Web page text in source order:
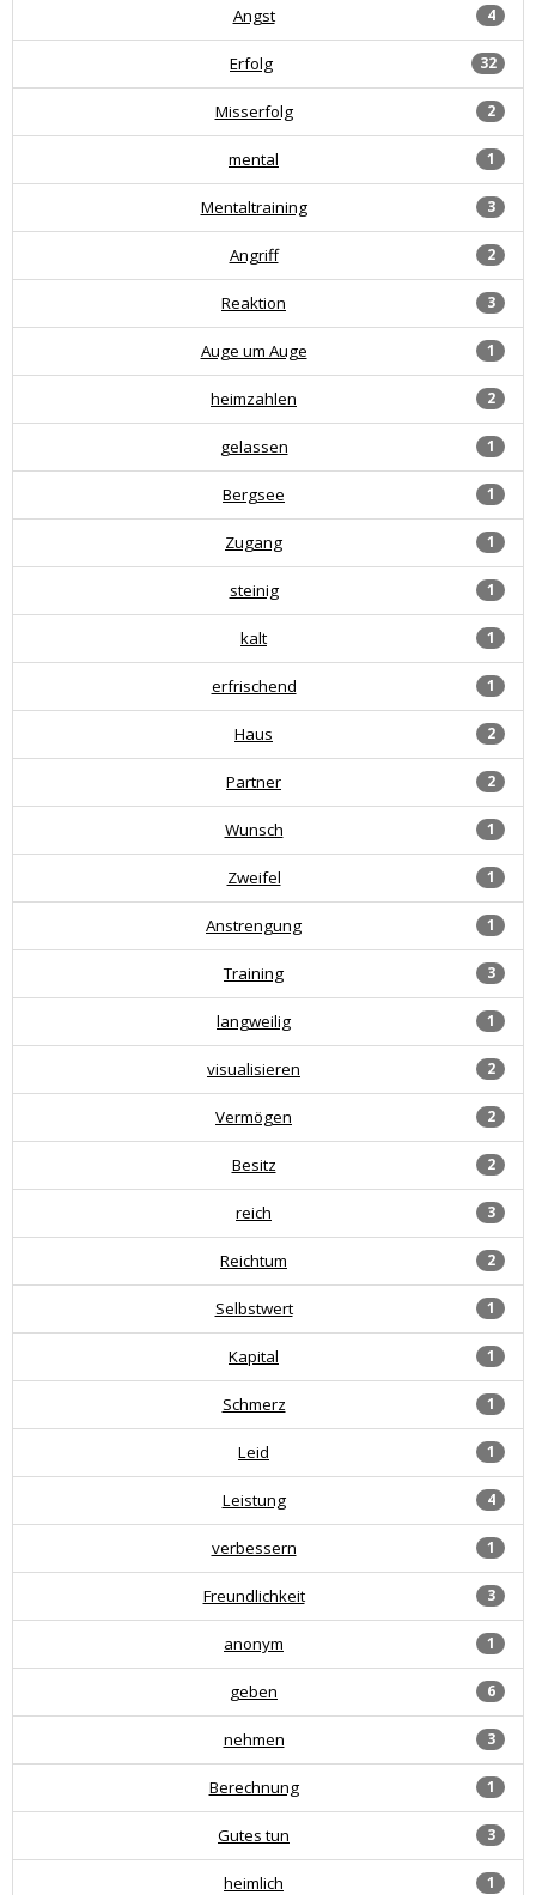
4
Angst
32
Erfolg
2
Misserfolg
1
mental
3
Mentaltraining
2
Angriff
3
Reaktion
1
Auge um Auge
2
heimzahlen
1
gelassen
1
Bergsee
1
Zugang
1
steinig
1
kalt
1
erfrischend
2
Haus
2
Partner
1
Wunsch
1
Zweifel
1
Anstrengung
3
Training
1
langweilig
2
visualisieren
2
Vermögen
2
Besitz
3
reich
2
Reichtum
1
Selbstwert
1
Kapital
1
Schmerz
1
Leid
4
Leistung
1
verbessern
3
Freundlichkeit
1
anonym
6
geben
3
nehmen
1
Berechnung
3
Gutes tun
1
heimlich